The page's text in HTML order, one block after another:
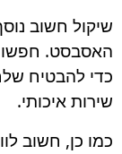
שיקול חשוב
האסבסט. חפשו
כדי להבטיח
שירות איכותי.
כמו כן, חשוב